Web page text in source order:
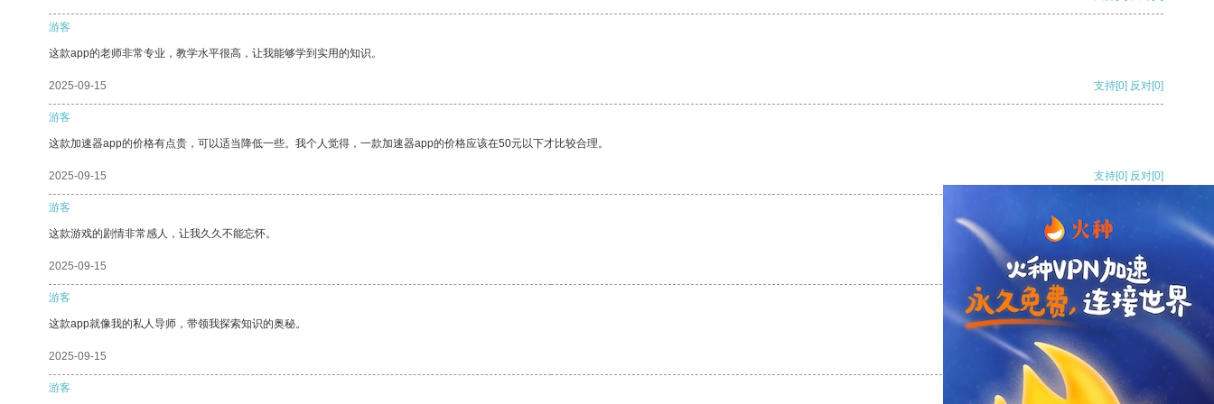
游客
这款app的老师非常专业，教学水平很高，让我能够学到实用的知识。
2025-09-15 支持[0] 反对[0]
游客
这款加速器app的价格有点贵，可以适当降低一些。我个人觉得，一款加速器app的价格应该在50元以下才比较合理。
2025-09-15 支持[0] 反对[0]
游客
这款游戏的剧情非常感人，让我久久不能忘怀。
2025-09-15 支持[0] 反对
游客
这款app就像我的私人导师，带领我探索知识的奥秘。
2025-09-15 支持
游客